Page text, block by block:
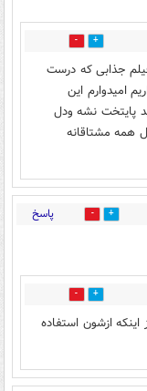
2
جذابی که درست
امیدوارم این
پایتخت نشه ودل
همه مشتاقانه
19 پاسخ
11
ازشون استفاده